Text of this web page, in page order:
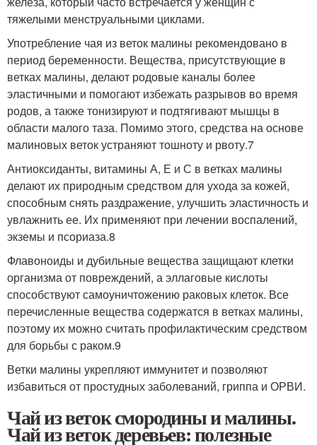
тяжелыми менструальными циклами.
Употребление чая из веток малины рекомендовано в
период беременности. Вещества, присутствующие в
ветках малины, делают родовые каналы более
эластичными и помогают избежать разрывов во время
родов, а также тонизируют и подтягивают мышцы в
области малого таза. Помимо этого, средства на основе
малиновых веток устраняют тошноту и рвоту.7
Антиоксиданты, витамины А, Е и С в ветках малины
делают их природным средством для ухода за кожей,
способным снять раздражение, улучшить эластичность и
увлажнить ее. Их применяют при лечении воспалений,
экземы и псориаза.8
Флавоноиды и дубильные вещества защищают клетки
организма от повреждений, а эллаговые кислоты
способствуют самоуничтожению раковых клеток. Все
перечисленные вещества содержатся в ветках малины,
поэтому их можно считать профилактическим средством
для борьбы с раком.9
Ветки малины укрепляют иммунитет и позволяют
избавиться от простудных заболеваний, гриппа и ОРВИ.
Чай из веток смородины и малины.
Чай из веток деревьев: полезные